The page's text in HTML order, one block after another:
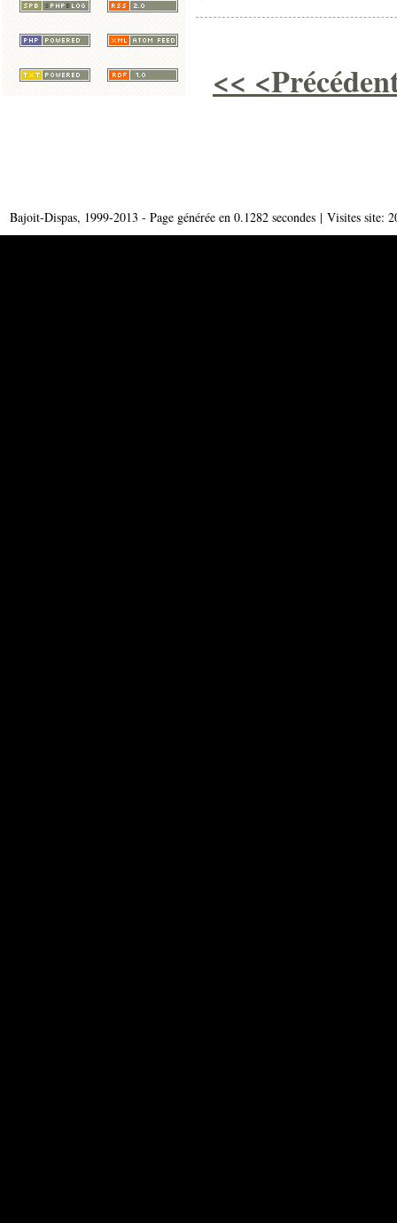
<<
Bajoit-Dispas, 1999-2013 - Page générée en 0.1282 secondes | Visites site: